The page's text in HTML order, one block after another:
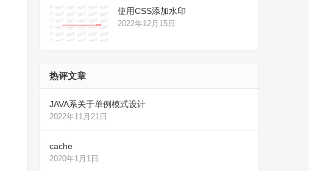
使用CSS添加水印
2022年12月15日
热评文章
JAVA系关于单例模式设计
2022年11月21日
cache
2020年1月1日